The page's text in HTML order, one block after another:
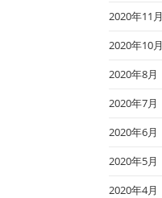
2020年11月
2020年10月
2020年8月
2020年7月
2020年6月
2020年5月
2020年4月